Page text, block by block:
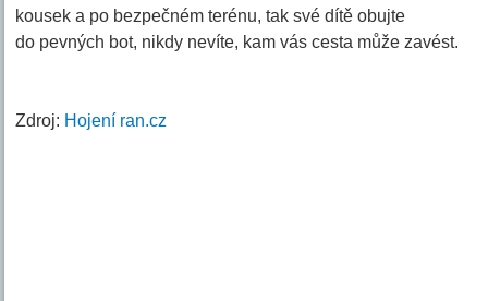
kousek a po bezpečném terénu, tak své dítě obujte
do pevných bot, nikdy nevíte, kam vás cesta může zavést.
Zdroj: Hojení ran.cz